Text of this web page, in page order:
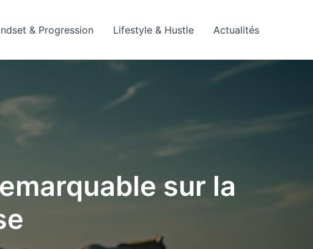
& Progression Lifestyle & Hustle Actualités
sur la